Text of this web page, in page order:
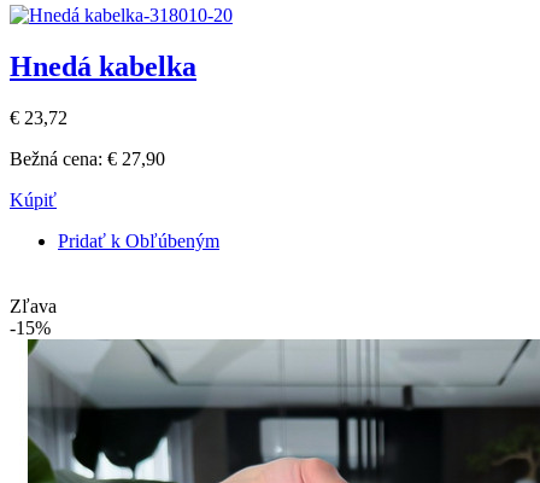
Hnedá kabelka
€ 23,72
Bežná cena: € 27,90
Kúpiť
Pridať k Obľúbeným
Zľava
-15%